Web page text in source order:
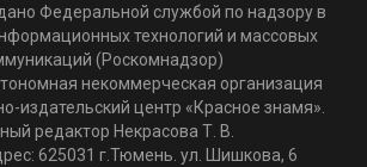
Федеральной службой по надзору в
технологий и массовых
(Роскомнадзор)
некоммерческая организация
издательский центр «Красное знамя».
редактор Некрасова Т. В.
625031 г.Тюмень. ул. Шишкова, 6